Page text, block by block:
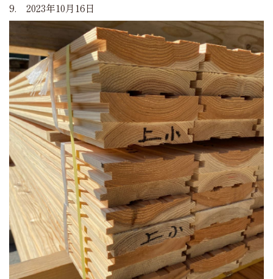
9. 2023年10月16日